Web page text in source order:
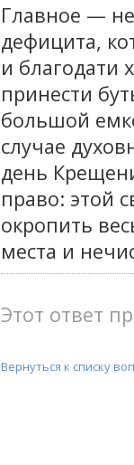
Главное —
дефицита,
и благодати
принести
большой
случае
день
право: этой
окропить
места и
Этот ответ
Вернуться к списку